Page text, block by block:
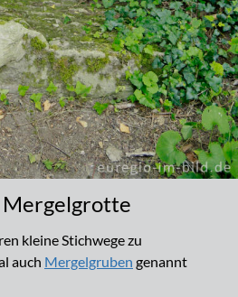
Mergelgrotte
kleine Stichwege zu
auch Mergelgruben genannt